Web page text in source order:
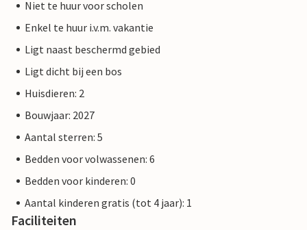
Niet te huur voor scholen
Enkel te huur i.v.m. vakantie
Ligt naast beschermd gebied
Ligt dicht bij een bos
Huisdieren: 2
Bouwjaar: 2027
Aantal sterren: 5
Bedden voor volwassenen: 6
Bedden voor kinderen: 0
Aantal kinderen gratis (tot 4 jaar): 1
Faciliteiten